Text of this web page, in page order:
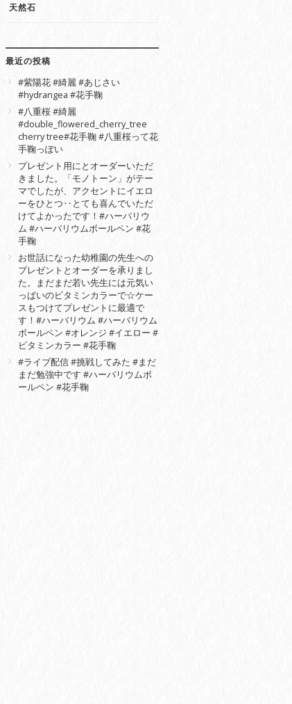
天然石
最近の投稿
#紫陽花 #綺麗 #あじさい
#hydrangea #花手鞠
#八重桜 #綺麗
#double_flowered_cherry_tree
cherry tree#花手鞠 #八重桜って花
手鞠っぽい
プレゼント用にとオーダーいただ
きました。「モノトーン」がテー
マでしたが、アクセントにイエロ
ーをひとつ‥とても喜んでいただ
けてよかったです！#ハーバリウ
ム #ハーバリウムボールペン #花
手鞠
お世話になった幼稚園の先生への
プレゼントとオーダーを承りまし
た。まだまだ若い先生には元気い
っぱいのビタミンカラーで☆ケー
スもつけてプレゼントに最適で
す！#ハーバリウム #ハーバリウム
ボールペン #オレンジ #イエロー #
ビタミンカラー #花手鞠
#ライブ配信 #挑戦してみた #まだ
まだ勉強中です #ハーバリウムボ
ールペン #花手鞠